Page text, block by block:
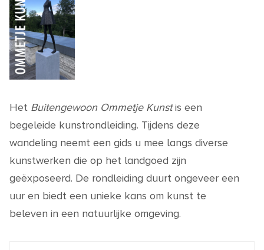
Het Buitengewoon Ommetje Kunstis een
begeleide kunstrondleiding. Tijdens deze
wandeling neemt een gids u mee langs diverse
kunstwerken die op het landgoed zijn
geëxposeerd. De rondleiding duurt ongeveer een
uur en biedt een unieke kans om kunst te
beleven in een natuurlijke omgeving.